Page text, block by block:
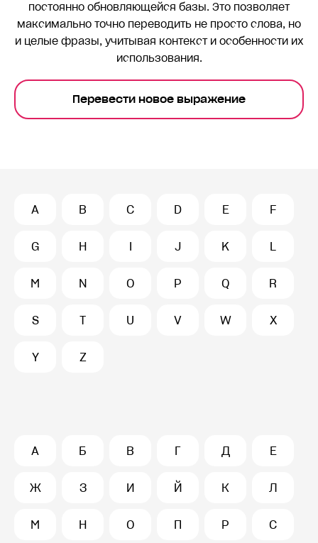
постоянно обновляющейся базы. Это позволяет
максимально точно переводить не просто слова, но
и целые фразы, учитывая контекст и особенности их
использования.
Перевести новое выражение
A B C D E F
G H I J K L
M N O P Q R
S T U V W X
Y Z
А Б В Г Д Е
Ж З И Й К Л
М Н О П Р С